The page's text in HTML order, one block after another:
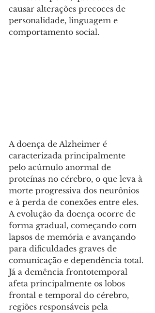
causar alterações precoces de
personalidade, linguagem e
comportamento social.
A doença de Alzheimer é
caracterizada principalmente
pelo acúmulo anormal de
proteínas no cérebro, o que leva à
morte progressiva dos neurônios
e à perda de conexões entre eles.
A evolução da doença ocorre de
forma gradual, começando com
lapsos de memória e avançando
para dificuldades graves de
comunicação e dependência total.
Já a demência frontotemporal
afeta principalmente os lobos
frontal e temporal do cérebro,
regiões responsáveis pela